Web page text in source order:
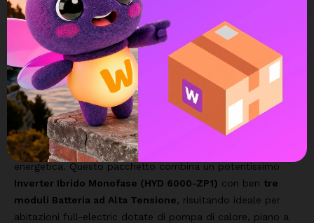
Kit Fotovoltaico ZCS Azzurro Easy Power
One & All: Inverter 6kW + Accumulo
15kWh + Wi-Fi
Il Kit ZCS Azzurro (Easy Power - One & All) da 6kW con
Accumulo da 15kWhè la soluzione residenziale di fascia
altissima, progettata per garantire la massima indipendenza
energetica. Questo pacchetto combina un potentissimo
Inverter Ibrido Monofase (HYD 6000-ZP1) con ben tre
moduli Batteria ad Alta Tensione , risultando ideale per
abitazioni full-electric dotate di pompa di calore, piano a